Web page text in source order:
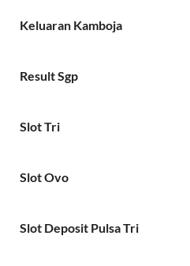
Keluaran Kamboja
Result Sgp
Slot Tri
Slot Ovo
Slot Deposit Pulsa Tri